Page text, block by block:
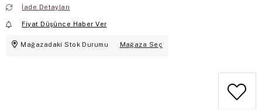
İade Detayları
Fiyat Düşünce Haber Ver
Mağazadaki Stok Durumu Mağaza Seç